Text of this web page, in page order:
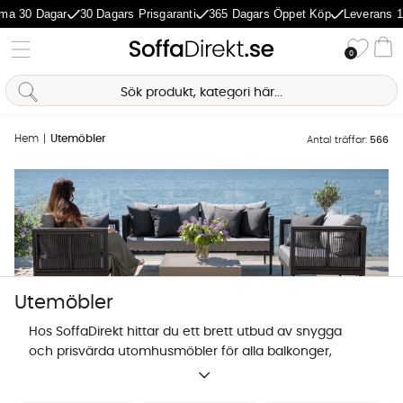
30 Dagars Prisgaranti 365 Dagars Öppet Köp Leverans 1-5
0
Hem Utemöbler Antal träffar: 566
Utemöbler
Hos SoffaDirekt hittar du ett brett utbud av snygga
och prisvärda utomhusmöbler för alla balkonger,
uteplatser och lummiga trädgårdar. Om du har sökt